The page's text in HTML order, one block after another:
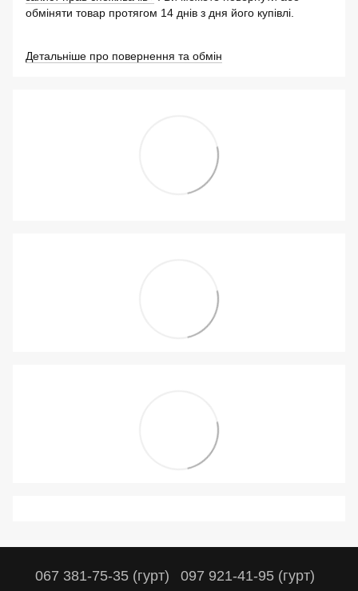
обміняти товар протягом 14 днів з дня його купівлі.
Детальніше про повернення та обмін
067 381-75-35 (гурт) 097 921-41-95 (гурт)